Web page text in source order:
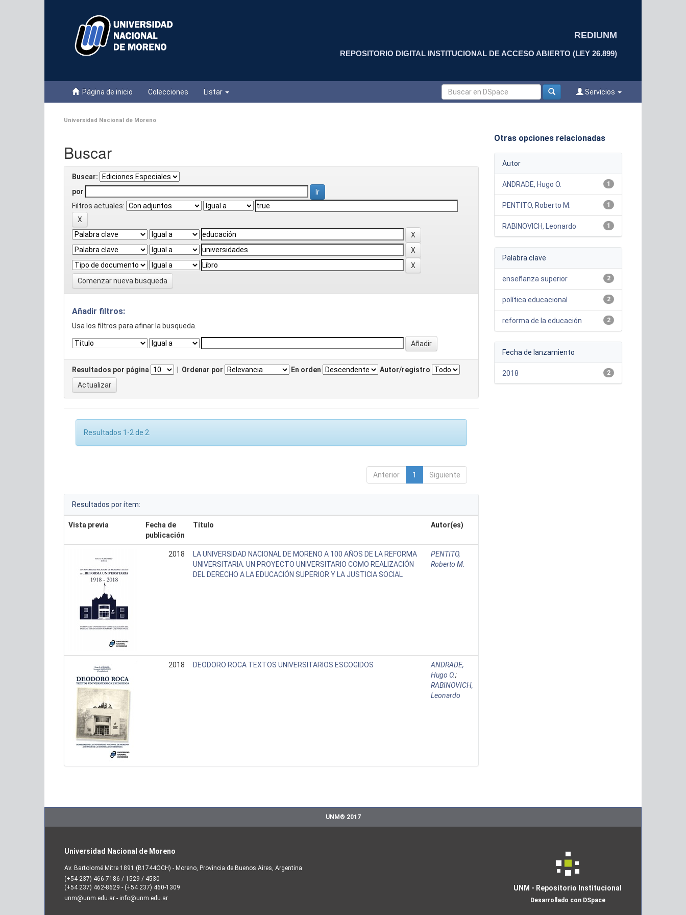
REDIUNM
REPOSITORIO DIGITAL INSTITUCIONAL DE ACCESO ABIERTO (LEY 26.899)
Página de inicio Colecciones Listar Servicios
Universidad Nacional de Moreno
Buscar
Buscar:
por
Filtros actuales:
Comenzar nueva busqueda
Añadir filtros:
Usa los filtros para afinar la busqueda.
Resultados por página Ordenar por En orden Autor/registro
Resultados 1-2 de 2.
Anterior 1 Siguiente
Resultados por ítem:
Vista previa
Fecha de
publicación
Título Autor(es)
2018
LA UNIVERSIDAD NACIONAL DE MORENO A 100 AÑOS DE LA REFORMA
UNIVERSITARIA. UN PROYECTO UNIVERSITARIO COMO REALIZACIÓN
DEL DERECHO A LA EDUCACIÓN SUPERIOR Y LA JUSTICIA SOCIAL
PENTITO,
Roberto M.
2018 DEODORO ROCA TEXTOS UNIVERSITARIOS ESCOGIDOS
ANDRADE,
Hugo O.;
RABINOVICH,
Leonardo
Otras opciones relacionadas
Autor
1
ANDRADE, Hugo O.
1
PENTITO, Roberto M.
1
RABINOVICH, Leonardo
Palabra clave
2
enseñanza superior
2
política educacional
2
reforma de la educación
Fecha de lanzamiento
2
2018
UNM® 2017
Universidad Nacional de Moreno
Av. Bartolomé Mitre 1891 (B1744OCH) - Moreno, Provincia de Buenos Aires, Argentina
(+54 237) 466-7186 / 1529 / 4530
(+54 237) 462-8629 - (+54 237) 460-1309
unm@unm.edu.ar - info@unm.edu.ar
UNM - Repositorio Institucional
Desarrollado con DSpace